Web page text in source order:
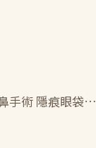
手術 隱痕眼袋…